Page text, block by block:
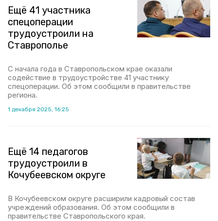
Ещё 41 участника
спецоперации
трудоустроили на
Ставрополье
С начала года в Ставропольском крае оказали
содействие в трудоустройстве 41 участнику
спецоперации. Об этом сообщили в правительстве
региона.
1 декабря 2025, 16:25
Ещё 14 педагогов
трудоустроили в
Кочубеевском округе
В Кочубеевском округе расширили кадровый состав
учреждений образования. Об этом сообщили в
правительстве Ставропольского края.